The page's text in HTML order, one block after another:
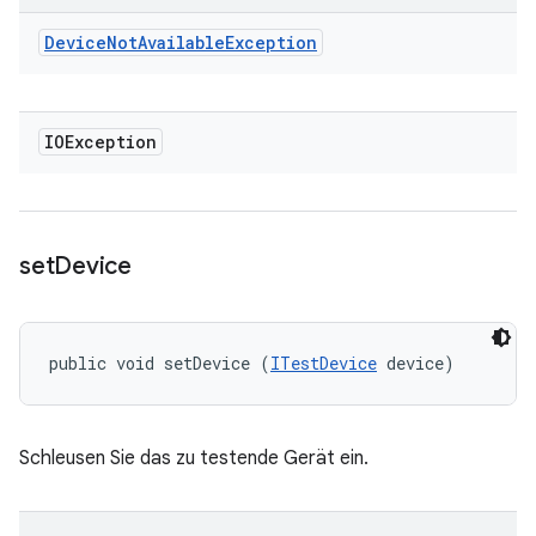
DeviceNotAvailableException
IOException
setDevice
public void setDevice (ITestDevice device)
Schleusen Sie das zu testende Gerät ein.